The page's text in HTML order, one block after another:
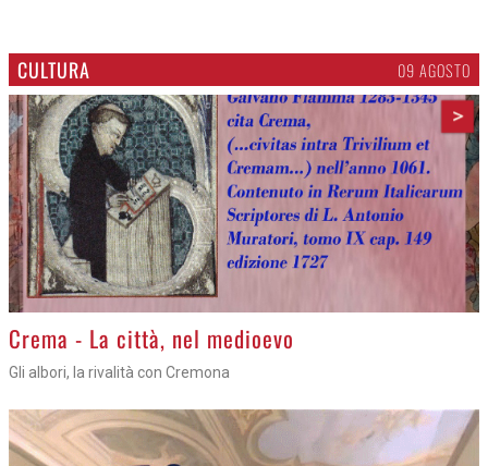
CULTURA 09 AGOSTO
>
Crema - La città, nel medioevo
Gli albori, la rivalità con Cremona